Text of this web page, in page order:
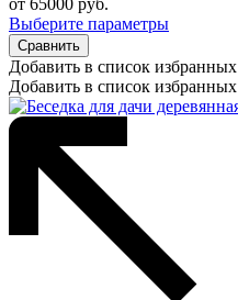
от 65000 руб.
Выберите параметры
Сравнить
Добавить в список избранных
Добавить в список избранных